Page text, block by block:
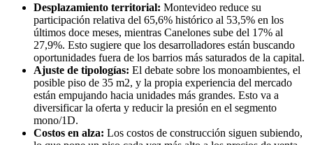
Desplazamiento territorial: Montevideo reduce su
participación relativa del 65,6% histórico al 53,5% en los
últimos doce meses, mientras Canelones sube del 17% al
27,9%. Esto sugiere que los desarrolladores están buscando
oportunidades fuera de los barrios más saturados de la capital.
Ajuste de tipologías: El debate sobre los monoambientes, el
posible piso de 35 m2, y la propia experiencia del mercado
están empujando hacia unidades más grandes. Esto va a
diversificar la oferta y reducir la presión en el segmento
mono/1D.
Costos en alza: Los costos de construcción siguen subiendo,